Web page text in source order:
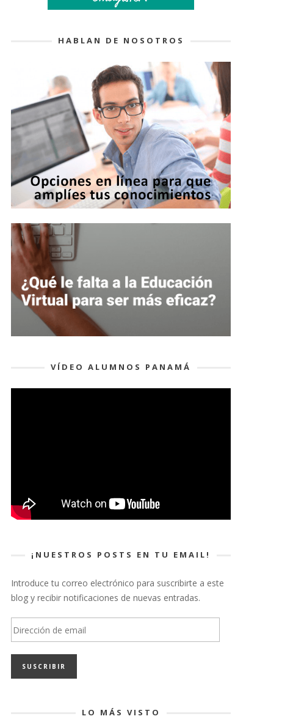
HABLAN DE NOSOTROS
VÍDEO ALUMNOS PANAMÁ
¡NUESTROS POSTS EN TU EMAIL!
Introduce tu correo electrónico para suscribirte a este
blog y recibir notificaciones de nuevas entradas.
Dirección
de
email
LO MÁS VISTO